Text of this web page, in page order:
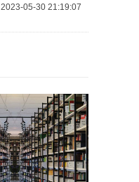
2023-05-30 21:19:07